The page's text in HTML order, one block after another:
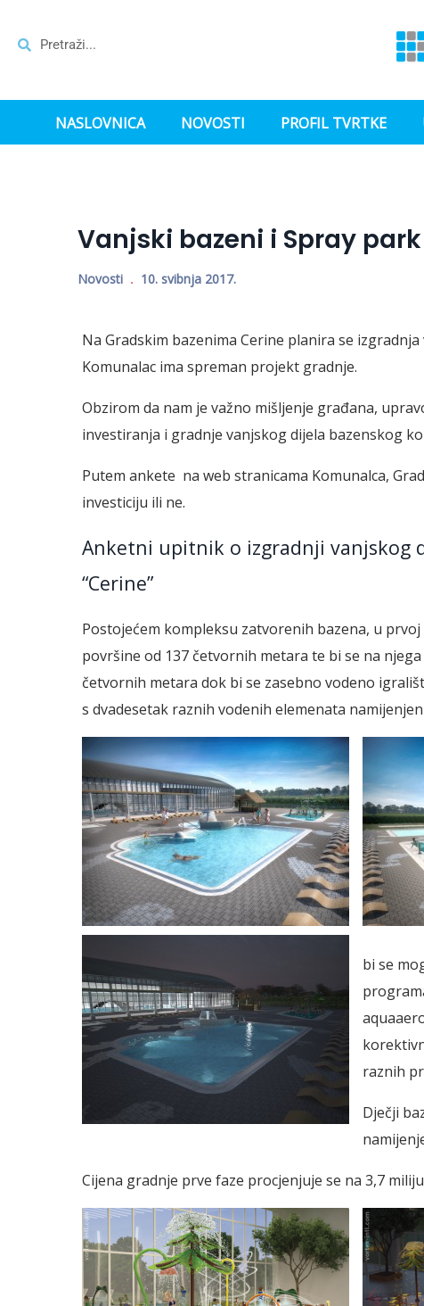
NASLOVNICA NOVOSTI PROFIL TVRTKE
Vanjski bazeni i Spray
Novosti 10. svibnja 2017.
Na Gradskim bazenima Cerine planira se
Komunalac ima spreman projekt gradnje.
Obzirom da nam je važno mišljenje građana,
investiranja i gradnje vanjskog dijela bazenskog
Putem ankete na web stranicama Komunalca,
investiciju ili ne.
Anketni upitnik o izgradnji vanjskog
“Cerine”
Postojećem kompleksu zatvorenih bazena, u
površine od 137 četvornih metara te bi se na
četvornih metara dok bi se zasebno vodeno
s dvadesetak raznih vodenih elemenata
bi se
raznih
Dječji
Cijena gradnje prve faze procjenjuje se na 3,7